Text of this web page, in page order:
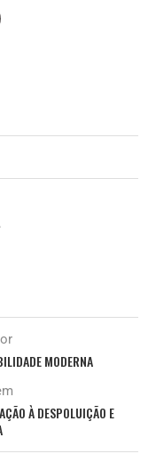
MODERNA
À DESPOLUIÇÃO E